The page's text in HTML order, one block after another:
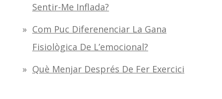
Sentir-Me Inflada?
Com Puc Diferenenciar La Gana
Fisiològica De L’emocional?
Què Menjar Després De Fer Exercici